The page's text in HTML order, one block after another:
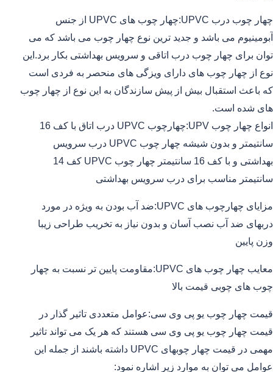
چهار چوب درب UPVC:چهار چوب های UPVC از جنس
آبومینیوم می باشد و جدید ترین نوع چهار چوب می باشد که می
توان برای چهار چوب درب اتاقی و سرویس بهداشتی بکار برد.این
نوع از چهار چوب های دارای ویزگی های منحصر به فردی است
که باعث استقبال بیش از پیش سازندگان به این نوع از چهار چوب
های شده است.
انواع چهار چوب UPV:چهارچوب UPVC درب اتاق با کف 16
سانتیمتر و بدون شیشه چهار چوب UPVC درب سرویس
بهداشتی و با کف 16 سانتیمتر چهار چوب UPVC کف 14
سانتیمتر مناسب برای درب سرویس بهداشتی
مزایای چهارچوب های UPVC:ضد آب بودن به ویژه در مورد
دربهای ضد آب نصب آسان و بدون نیاز به تخریب طراحی زیبا
وزن پایین
معایب چهار چوب های UPVC:مقاومت پایین تر نسبت به چهار
چوب های چوبی قیمت بالا
قیمت چهار چوب یو پی وی سی:عوامل متعددی تاثیر گذار در
قیمت چهار چوب یو پی وی سی هستند که هر یک می تواند تاثیر
مهمی در قیمت چهار چوبهای UPVC داشته باشند از جمله این
عوامل می توان به موارد زیر اشاره نمود: